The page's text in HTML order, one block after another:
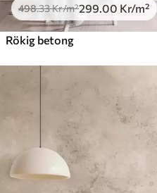
498.33Kr/m²299 .00 Kr/m²
Rökig betong